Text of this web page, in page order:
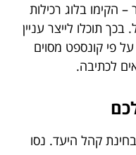
הקימו בלוג רכילות
תוכלו לייצר עניין
פי קונספט מסוים
לכתיבה.
קהל היעד. נסו